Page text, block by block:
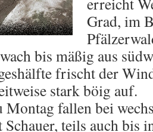
Grad, im
bis mäßig aus
frischt der
stark böig auf.
Montag fallen bei
teils auch bis